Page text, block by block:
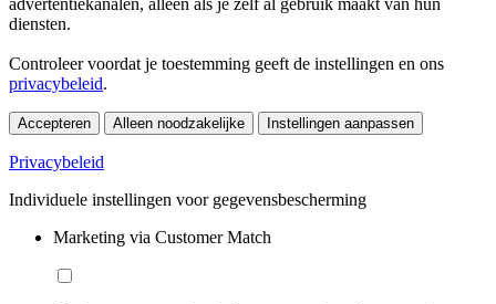
advertentiekanalen, alleen als je zelf al gebruik maakt van hun
diensten.
Controleer voordat je toestemming geeft de instellingen en ons
privacybeleid.
Accepteren Alleen noodzakelijke Instellingen aanpassen
Privacybeleid
Individuele instellingen voor gegevensbescherming
Marketing via Customer Match